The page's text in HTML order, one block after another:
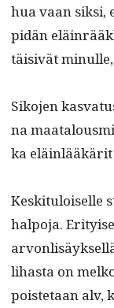
hua vaan sik­si,
pidän
täi­sivät
Siko­jen
na
ka eläin­lääkärit
Keski­t­u­loiselle
halpo­ja.
li­has­ta on
pois­te­taan alv,